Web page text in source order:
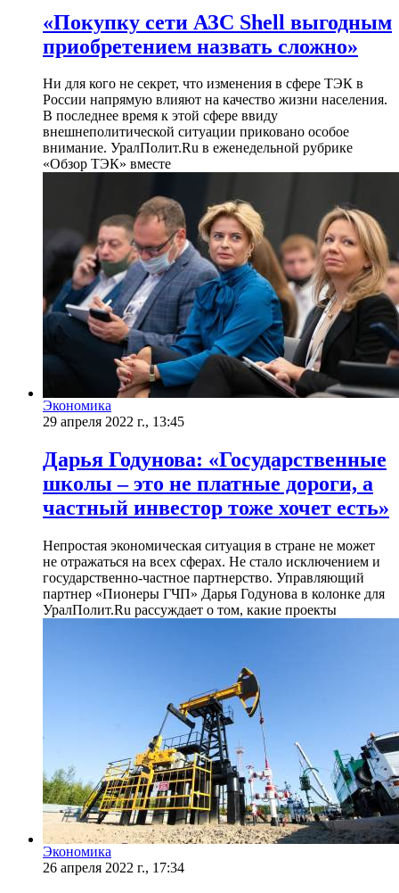
​«Покупку сети АЗС Shell выгодным
приобретением назвать сложно»
Ни для кого не секрет, что изменения в сфере ТЭК в
России напрямую влияют на качество жизни населения.
В последнее время к этой сфере ввиду
внешнеполитической ситуации приковано особое
внимание. УралПолит.Ru в еженедельной рубрике
«Обзор ТЭК» вместе
Экономика
29 апреля 2022 г., 13:45
Дарья Годунова: «Государственные
школы – это не платные дороги, а
частный инвестор тоже хочет есть»
Непростая экономическая ситуация в стране не может
не отражаться на всех сферах. Не стало исключением и
государственно-частное партнерство. Управляющий
партнер «Пионеры ГЧП» Дарья Годунова в колонке для
УралПолит.Ru рассуждает о том, какие проекты
Экономика
26 апреля 2022 г., 17:34